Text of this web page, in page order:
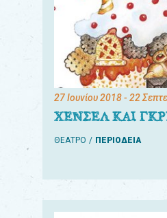
27 Ιουνίου 2018- 22
ΧΕΝΣΕΛ ΚΑΙ
ΘΕΑΤΡΟ ΠΕΡΙΟΔΕΙΑ